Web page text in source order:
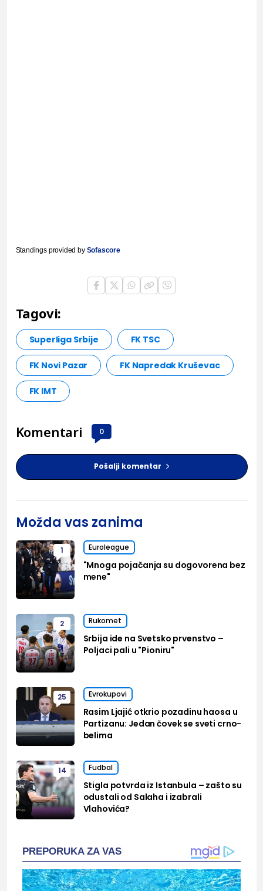
Standings provided by Sofascore
Tagovi:
Superliga Srbije FK TSC
FK Novi Pazar FK Napredak Kruševac
FK IMT
Komentari 0
Pošalji komentar
Možda vas zanima
1 Euroleague
"Mnoga pojačanja su dogovorena bez
mene"
2 Rukomet
Srbija ide na Svetsko prvenstvo –
Poljaci pali u "Pioniru"
25 Evrokupovi
Rasim Ljajić otkrio pozadinu haosa u
Partizanu: Jedan čovek se sveti crno-
belima
14 Fudbal
Stigla potvrda iz Istanbula – zašto su
odustali od Salaha i izabrali
Vlahovića?
PREPORUKA ZA VAS